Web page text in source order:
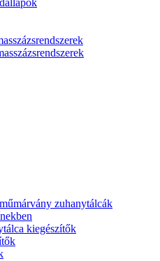
zuhanytálcák
kiegészítők